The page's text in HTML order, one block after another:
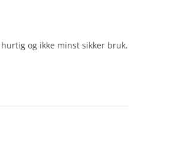
og ikke minst sikker bruk.